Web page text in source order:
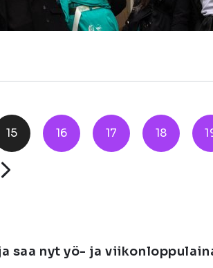
15 16 17 18
saa nyt yö- ja